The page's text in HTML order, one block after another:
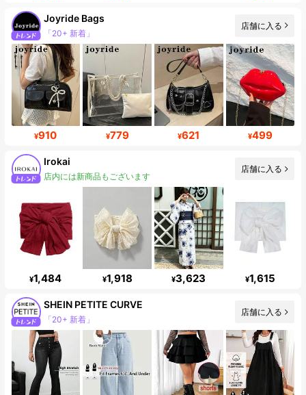
Joyride Bags
「20+ 新着」
店舗に入る
¥910 ¥779 ¥621 ¥499
Irokai
店内には新商品もございます
店舗に入る
¥1,484 ¥1,918 ¥3,623 ¥1,615
SHEIN PETITE CURVE
フォロワー 240K
店舗に入る